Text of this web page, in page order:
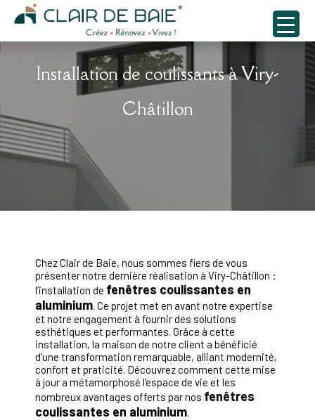
Installation de coulissants à Viry-
Châtillon
Chez Clair de Baie, nous sommes fiers de vous
présenter notre dernière réalisation à Viry-Châtillon :
l’installation de fenêtres coulissantes en
aluminium. Ce projet met en avant notre expertise
et notre engagement à fournir des solutions
esthétiques et performantes. Grâce à cette
installation, la maison de notre client a bénéficié
d’une transformation remarquable, alliant modernité,
confort et praticité. Découvrez comment cette mise
à jour a métamorphosé l’espace de vie et les
nombreux avantages offerts par nos fenêtres
coulissantes en aluminium.